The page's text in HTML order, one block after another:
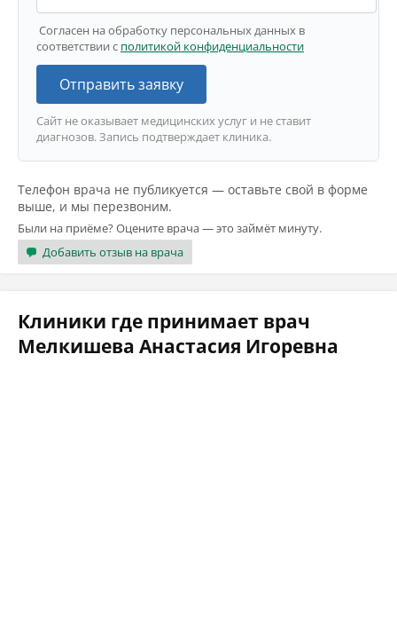
Согласен на обработку персональных данных в
соответствии с политикой конфиденциальности
Отправить заявку
Сайт не оказывает медицинских услуг и не ставит
диагнозов. Запись подтверждает клиника.
Телефон врача не публикуется — оставьте свой в форме
выше, и мы перезвоним.
Были на приёме? Оцените врача — это займёт минуту.
Добавить отзыв на врача
Клиники где принимает врач
Мелкишева Анастасия Игоревна